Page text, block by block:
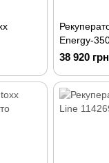
Energy-
38 920 грн